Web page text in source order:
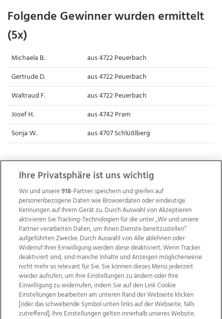
Folgende Gewinner wurden ermittelt
(5x)
Michaela B.
aus 4722 Peuerbach
Gertrude D.
aus 4722 Peuerbach
Waltraud F.
aus 4722 Peuerbach
Josef H.
aus 4742 Pram
Sonja W.
aus 4707 Schlüßlberg
Wir über uns Mediadaten Kontakt
Jobs
Datenschutz
Impressum
AGB Anzeigekunden
Ihre Privatsphäre ist uns wichtig
Wir und unsere918-Partner speichern und greifen auf
personenbezogene Daten wie Browserdaten oder eindeutige
Kennungen auf Ihrem Gerät zu. Durch Auswahl von Akzeptieren
aktivieren Sie Tracking-Technologien für die unter „Wir und unsere
Partner verarbeiten Daten, um Ihnen Dienste bereitzustellen“
aufgeführten Zwecke. Durch Auswahl von Alle ablehnen oder
Widerruf Ihrer Einwilligung werden diese deaktiviert. Wenn Tracker
deaktiviert sind, sind manche Inhalte und Anzeigen möglicherweise
nicht mehr so relevant für Sie. Sie können dieses Menü jederzeit
wieder aufrufen, um Ihre Einstellungen zu ändern oder Ihre
Einwilligung zu widerrufen, indem Sie auf den Link Cookie
Einstellungen bearbeiten am unteren Rand der Webseite klicken
[oder das schwebende Symbol unten links auf der Webseite, falls
zutreffend]. Ihre Einstellungen gelten innerhalb unseres Website.